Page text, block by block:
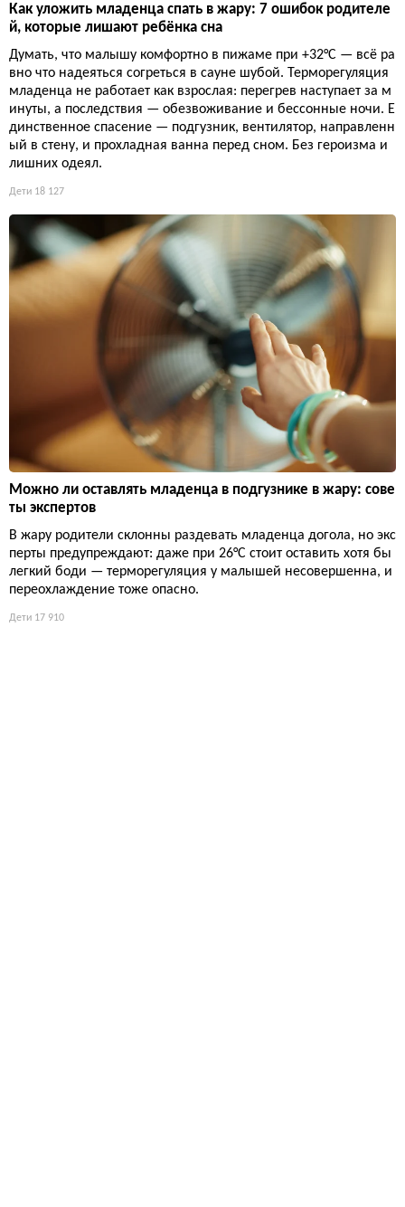
Как уложить младенца спать в жару: 7 ошибок родителе
й, которые лишают ребёнка сна
Думать, что малышу комфортно в пижаме при +32°C — всё ра
вно что надеяться согреться в сауне шубой. Терморегуляция
младенца не работает как взрослая: перегрев наступает за м
инуты, а последствия — обезвоживание и бессонные ночи. Е
динственное спасение — подгузник, вентилятор, направленн
ый в стену, и прохладная ванна перед сном. Без героизма и
лишних одеял.
Дети 18 127
Можно ли оставлять младенца в подгузнике в жару: сове
ты экспертов
В жару родители склонны раздевать младенца догола, но экс
перты предупреждают: даже при 26°C стоит оставить хотя бы
легкий боди — терморегуляция у малышей несовершенна, и
переохлаждение тоже опасно.
Дети 17 910